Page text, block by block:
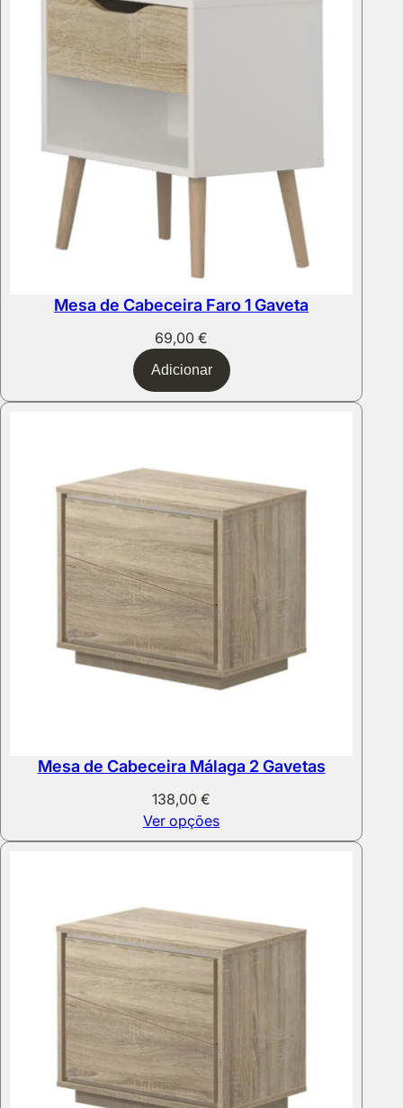
Mesa de Cabeceira Faro 1 Gaveta
69,00€
Adicionar
Mesa de Cabeceira Málaga 2 Gavetas
138,00€
Ver opções